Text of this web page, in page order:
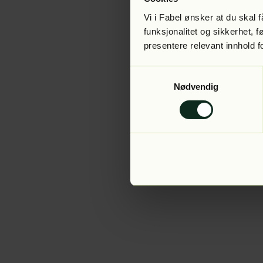
Vi i Fabel ønsker at du skal
funksjonalitet og sikkerhet,
presentere relevant innhold
Nødvendig
Application